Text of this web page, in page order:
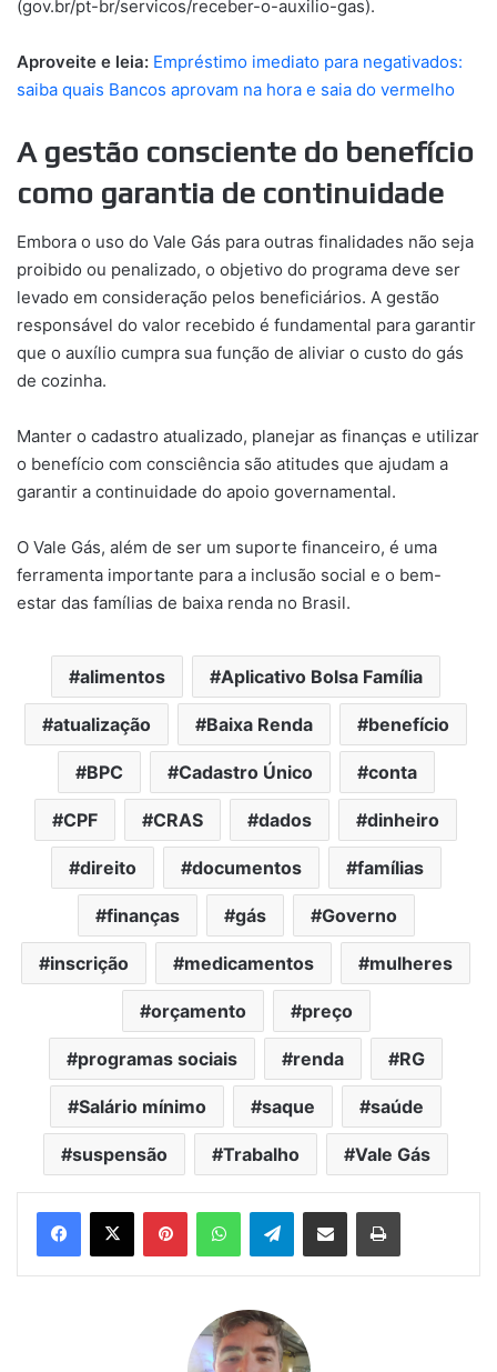
(gov.br/pt-br/servicos/receber-o-auxilio-gas).
Aproveite e leia: Empréstimo imediato para negativados:
saiba quais Bancos aprovam na hora e saia do vermelho
A gestão consciente do benefício
como garantia de continuidade
Embora o uso do Vale Gás para outras finalidades não seja
proibido ou penalizado, o objetivo do programa deve ser
levado em consideração pelos beneficiários. A gestão
responsável do valor recebido é fundamental para garantir
que o auxílio cumpra sua função de aliviar o custo do gás
de cozinha.
Manter o cadastro atualizado, planejar as finanças e utilizar
o benefício com consciência são atitudes que ajudam a
garantir a continuidade do apoio governamental.
O Vale Gás, além de ser um suporte financeiro, é uma
ferramenta importante para a inclusão social e o bem-
estar das famílias de baixa renda no Brasil.
alimentos Aplicativo Bolsa Família
atualização Baixa Renda benefício
BPC Cadastro Único conta
CPF CRAS dados dinheiro
direito documentos famílias
finanças gás Governo
inscrição medicamentos mulheres
orçamento preço
programas sociais renda RG
Salário mínimo saque saúde
suspensão Trabalho Vale Gás
PinterestWhatsAppTelegramCompartilhar via e-mail Imprimir